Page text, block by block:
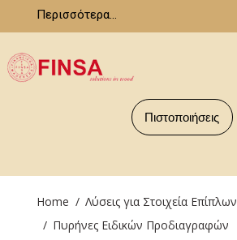
Περισσότερα...
Πιστοποιήσεις
You are here:
Home
Λύσεις για Στοιχεία Επίπλων
Πυρήνες Ειδικών Προδιαγραφών